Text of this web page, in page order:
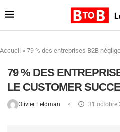
Accueil » 79 % des entreprises B2B
79 % DES
LE CUSTOMER
Olivier Feldman 31 octobre